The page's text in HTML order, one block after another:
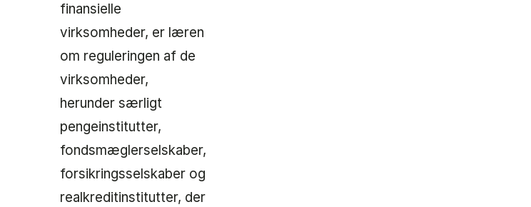
finansielle
virksomheder, er læren
om reguleringen af de
virksomheder,
herunder særligt
pengeinstitutter,
fondsmæglerselskaber,
forsikringsselskaber og
realkreditinstitutter, der